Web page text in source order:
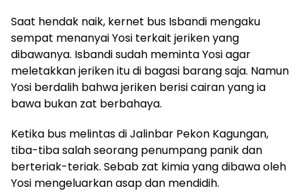
Saat hendak naik, kernet bus Isbandi mengaku
sempat menanyai Yosi terkait jeriken yang
dibawanya. Isbandi sudah meminta Yosi agar
meletakkan jeriken itu di bagasi barang saja. Namun
Yosi berdalih bahwa jeriken berisi cairan yang ia
bawa bukan zat berbahaya.
Ketika bus melintas di Jalinbar Pekon Kagungan,
tiba-tiba salah seorang penumpang panik dan
berteriak-teriak. Sebab zat kimia yang dibawa oleh
Yosi mengeluarkan asap dan mendidih.